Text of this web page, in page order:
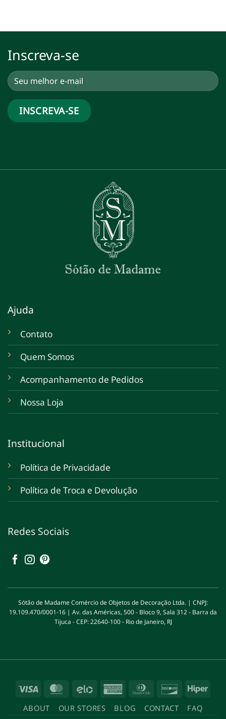
Inscreva-se
Ajuda
Contato
Quem Somos
Acompanhamento de Pedidos
Nossa Loja
Institucional
Política de Privacidade
Política de Troca e Devolução
Redes Sociais
Sótão de Madame Comércio de Objetos de Decoração Ltda. | CNPJ:
19.109.470/0001-16 | Av. das Américas, 500 - Bloco 9, Sala 312 - Barra da
Tijuca - CEP: 22640-100 - Rio de Janeiro, RJ
Visa MasterCard
Elo
AmericanDinners
Discover
ABOUT OUR STORES BLOG CONTACT FAQ